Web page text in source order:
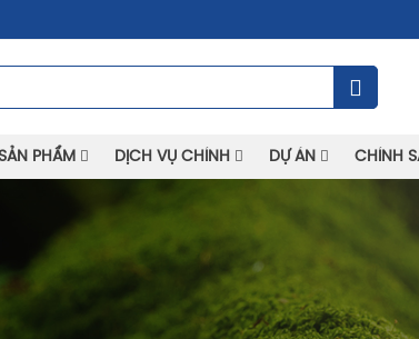
PHẨM DỊCH VỤ CHÍNH DỰ ÁN CHÍNH